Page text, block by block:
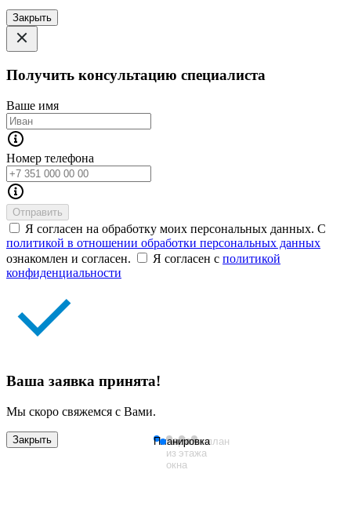
Планировка
Вид
из
окна
План
этажа
Генплан
Закрыть
Получить консультацию специалиста
Ваше имя
Номер телефона
Отправить
Я согласен на обработку моих персональных данных. С
политикой в отношении обработки персональных данных
ознакомлен и согласен.
Я согласен с политикой
конфиденциальности
Ваша заявка принята!
Мы скоро свяжемся с Вами.
Закрыть